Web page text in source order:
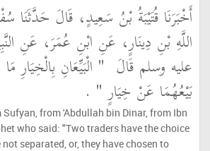
أَخْبَرَنَا قُتَيْبَةُ بْنُ سَعِيدٍ، قَالَ حَدَّثَنَا
اللَّهِ بْنِ دِينَارٍ، عَنِ ابْنِ عُمَرَ، عَنِ
عليه وسلم قَالَ ‏ "‏ الْبَيِّعَانِ بِالْخِيَارِ
بَيْعُهُمَا عَنْ خِيَارٍ ‏" ‏ ‏.‏
from 'Abdullah bin Dinar, from Ibn
who said: "Two traders have the choice
separated, or, they have chosen to